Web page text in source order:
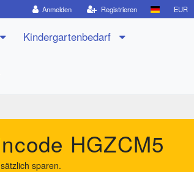
Anmelden Registrieren EUR
Kindergartenbedarf
HGZCM5
sparen.